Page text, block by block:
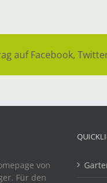
auf Facebook,
von
Für den